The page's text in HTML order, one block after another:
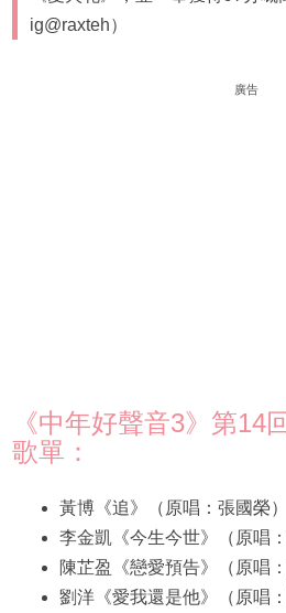
ig@raxteh）
廣告
《中年好聲音3》第14
歌單：
黃博《追》（原唱：張國榮）
李金凱《今生今世》（原唱：
陳芷盈《戀愛預告》（原唱：
劉洋《愛我還是他》（原唱：